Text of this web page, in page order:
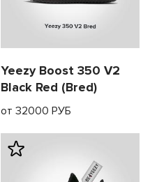
Yeezy Boost 350 V2
Black Red (Bred)
от 32000 РУБ